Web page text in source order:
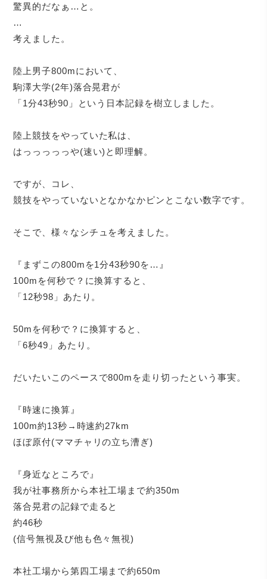
驚異的だなぁ…と。
…
考えました。
陸上男子800mにおいて、
駒澤大学(2年)落合晃君が
「1分43秒90」という日本記録を樹立しました。
陸上競技をやっていた私は、
はっっっっっや(速い)と即理解。
ですが、コレ、
競技をやっていないとなかなかピンとこない数字です。
そこで、様々なシチュを考えました。
『まずこの800mを1分43秒90を…』
100mを何秒で？に換算すると、
「12秒98」あたり。
50mを何秒で？に換算すると、
「6秒49」あたり。
だいたいこのペースで800mを走り切ったという事実。
『時速に換算』
100m約13秒→時速約27km
ほぼ原付(ママチャリの立ち漕ぎ)
『身近なところで』
我が社事務所から本社工場まで約350m
落合晃君の記録で走ると
約46秒
(信号無視及び他も色々無視)
本社工場から第四工場まで約650m